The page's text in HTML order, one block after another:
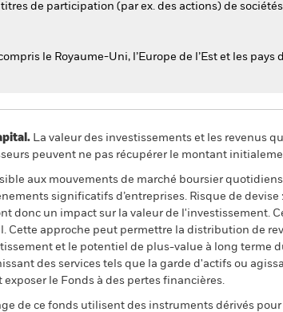
de participation (par ex. des actions) de
le Royaume-Uni, l’Europe de l’Est et les pays
La valeur des investissements et les revenus
peuvent ne pas récupérer le montant
aux mouvements de marché boursier
significatifs d’entreprises. Risque de
donc un impact sur la valeur de l'investissement.
Cette approche peut permettre la distribution de
et le potentiel de plus-value à long terme
des services tels que la garde d'actifs ou
le Fonds à des pertes financières.
de ce fonds utilisent des instruments dérivés